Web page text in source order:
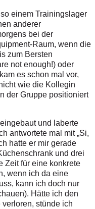
einem Trainingslager
anderer
bei der
Raum, wenn die
zum Bersten
not enough!) oder
es schon mal vor,
wie die Kollegin
der Gruppe positioniert
und laberte
antwortete mal mit „Si,
hatte er mir gerade
und drei
Zeit für eine konkrete
wenn ich da eine
kann ich doch nur
Hätte ich den
stünde ich